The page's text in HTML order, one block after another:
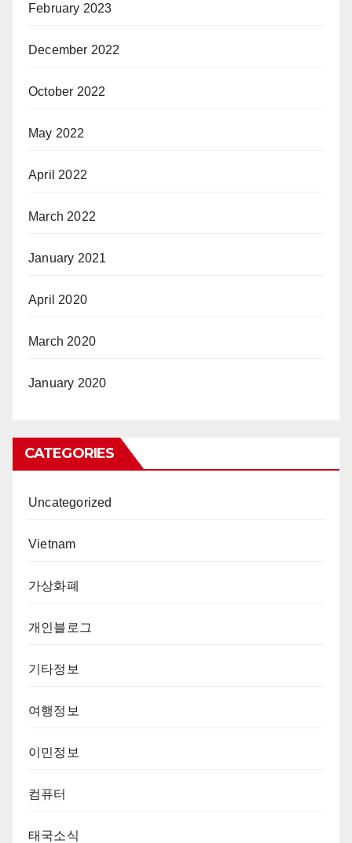
February 2023
December 2022
October 2022
May 2022
April 2022
March 2022
January 2021
April 2020
March 2020
January 2020
CATEGORIES
Uncategorized
Vietnam
가상화폐
개인블로그
기타정보
여행정보
이민정보
컴퓨터
태국소식